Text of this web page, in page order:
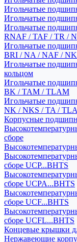
Игольчатые
Игольчатые
Игольчатые
RNAF / TAF / TR /
Игольчатые
BRI / NA / NAF /
Игольчатые
кольцом
Игольчатые
BK / TAM / TLAM
Игольчатые
NK / NKS / TA /
Корпусные
сборе
сборе UCP...BHTS
сборе UCPA...BHTS
сборе UCF...BHTS
сборе UCFL...BHTS
Концевые крышки
Нержавеющие